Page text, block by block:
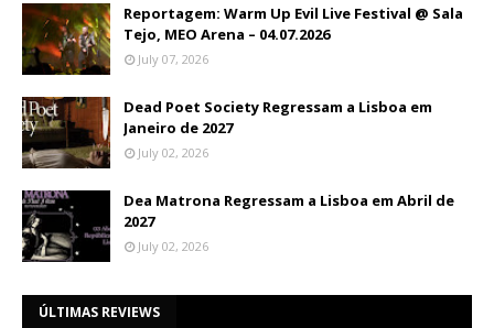
Reportagem: Warm Up Evil Live Festival @ Sala
Tejo, MEO Arena – 04.07.2026
July 07, 2026
Dead Poet Society Regressam a Lisboa em
Janeiro de 2027
July 02, 2026
Dea Matrona Regressam a Lisboa em Abril de
2027
July 02, 2026
ÚLTIMAS REVIEWS